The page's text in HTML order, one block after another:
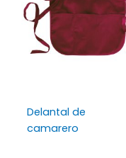
Delantal de
camarero